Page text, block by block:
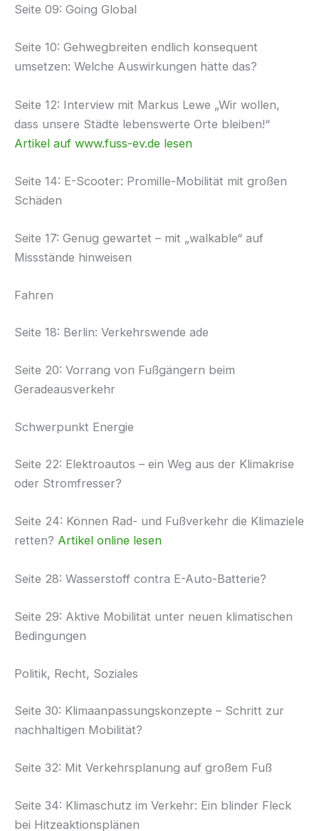
Seite 09: Going Global
Seite 10: Gehwegbreiten endlich konsequent
umsetzen: Welche Auswirkungen hätte das?
Seite 12: Interview mit Markus Lewe „Wir wollen,
dass unsere Städte lebenswerte Orte bleiben!“
Artikel auf www.fuss-ev.de lesen
Seite 14: E-Scooter: Promille-Mobilität mit großen
Schäden
Seite 17: Genug gewartet – mit „walkable“ auf
Missstände hinweisen
Fahren
Seite 18: Berlin: Verkehrswende ade
Seite 20: Vorrang von Fußgängern beim
Geradeausverkehr
Schwerpunkt Energie
Seite 22: Elektroautos – ein Weg aus der Klimakrise
oder Stromfresser?
Seite 24: Können Rad- und Fußverkehr die Klimaziele
retten? Artikel online lesen
Seite 28: Wasserstoff contra E-Auto-Batterie?
Seite 29: Aktive Mobilität unter neuen klimatischen
Bedingungen
Politik, Recht, Soziales
Seite 30: Klimaanpassungskonzepte – Schritt zur
nachhaltigen Mobilität?
Seite 32: Mit Verkehrsplanung auf großem Fuß
Seite 34: Klimaschutz im Verkehr: Ein blinder Fleck
bei Hitzeaktionsplänen